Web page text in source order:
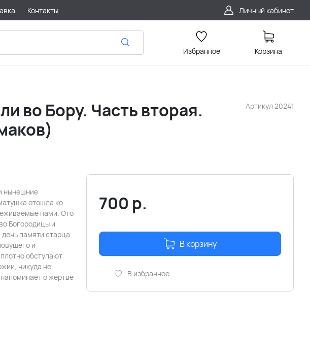
Контакты Личный кабинет
Избранное Корзина
Артикул 20241
во Бору. Часть вторая.
нынешние
отошла ко
нами. Ото
Богородицы и
памяти старца
и
обступают
никуда не
о жертве
700 р.
В корзину
В избранное